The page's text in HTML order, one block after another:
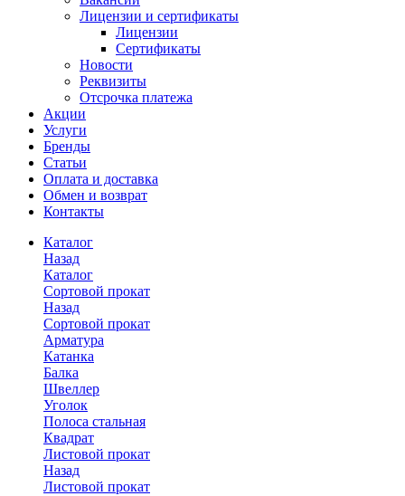
Лицензии и сертификаты
Лицензии
Сертификаты
Новости
Реквизиты
Отсрочка платежа
Акции
Услуги
Бренды
Статьи
Оплата и доставка
Обмен и возврат
Контакты
Каталог
Назад
Каталог
Сортовой прокат
Назад
Сортовой прокат
Арматура
Катанка
Балка
Швеллер
Уголок
Полоса стальная
Квадрат
Листовой прокат
Назад
Листовой прокат